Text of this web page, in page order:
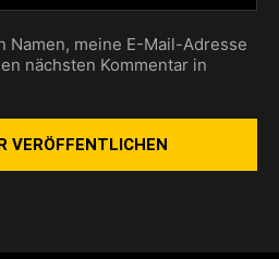
Namen, meine E-Mail-Adresse
nächsten Kommentar in